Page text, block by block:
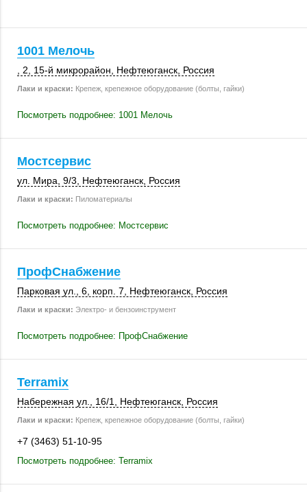
1001 Мелочь
, 2 15-й микрорайон Нефтеюганск Россия
Лаки и краски: Крепеж, крепежное оборудование (болты, гайки)
Посмотреть подробнее: 1001 Мелочь
Мостсервис
ул. Мира 9/3 Нефтеюганск Россия
Лаки и краски: Пиломатериалы
Посмотреть подробнее: Мостсервис
ПрофСнабжение
Парковая ул., 6 корп. 7 Нефтеюганск Россия
Лаки и краски: Электро- и бензоинструмент
Посмотреть подробнее: ПрофСнабжение
Terramix
Набережная ул. 16/1 Нефтеюганск Россия
Лаки и краски: Крепеж, крепежное оборудование (болты, гайки)
+7 (3463) 51-10-95
Посмотреть подробнее: Terramix